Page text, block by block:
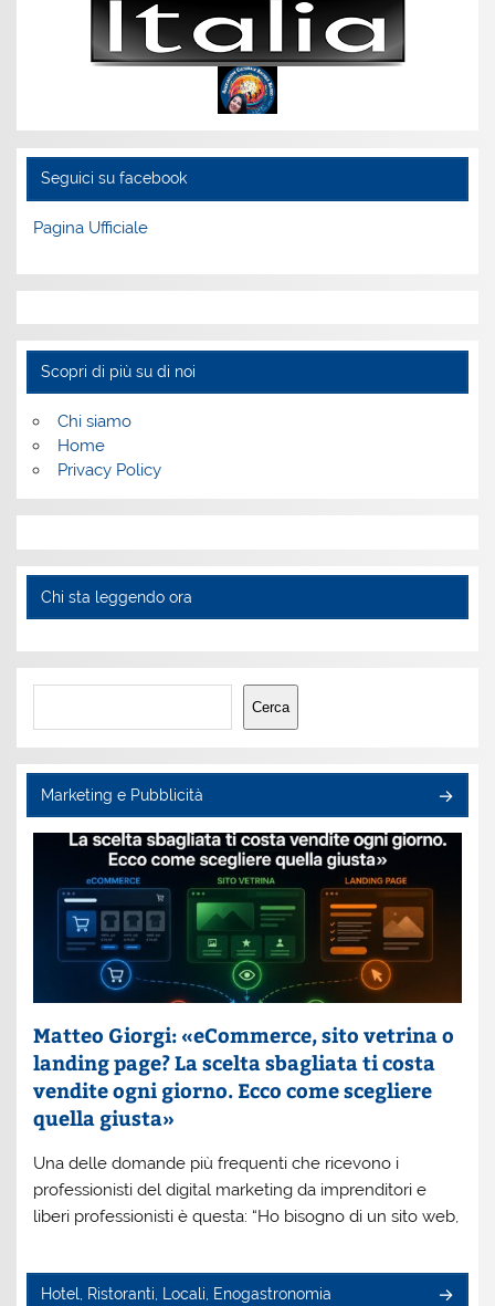
Seguici su facebook
Pagina Ufficiale
Scopri di più su di noi
Chi siamo
Home
Privacy Policy
Chi sta leggendo ora
Cerca
Cerca
Marketing e Pubblicità
Matteo Giorgi: «eCommerce, sito vetrina o
landing page? La scelta sbagliata ti costa
vendite ogni giorno. Ecco come scegliere
quella giusta»
Una delle domande più frequenti che ricevono i
professionisti del digital marketing da imprenditori e
liberi professionisti è questa: “Ho bisogno di un sito web,
Hotel, Ristoranti, Locali, Enogastronomia